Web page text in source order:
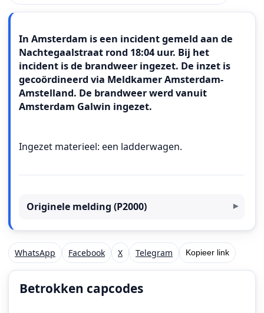
In Amsterdam is een incident gemeld aan de
Nachtegaalstraat rond 18:04 uur. Bij het
incident is de brandweer ingezet. De inzet is
gecoördineerd via Meldkamer Amsterdam-
Amstelland. De brandweer werd vanuit
Amsterdam Galwin ingezet.
Ingezet materieel: een ladderwagen.
Originele melding (P2000)
WhatsApp Facebook X Telegram Kopieer link
Betrokken capcodes